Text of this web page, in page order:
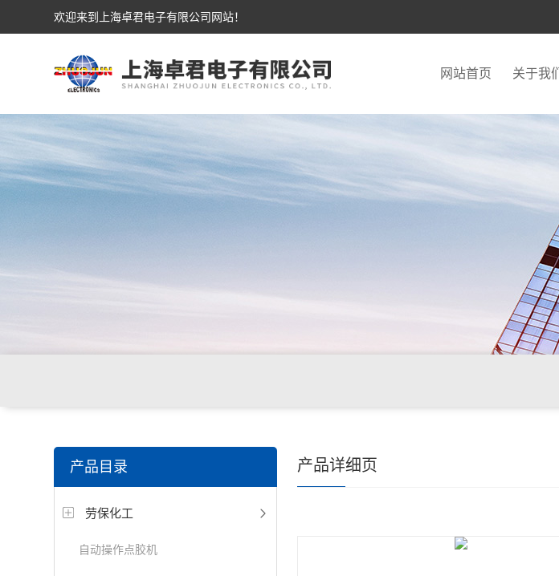
欢迎来到上海卓君电子有限公司网站！
网站首页 关于我们
产品目录
劳保化工
自动操作点胶机
产品详细页